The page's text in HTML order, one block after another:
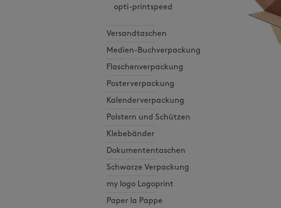
opti-printspeed
Versandtaschen
Medien-Buchverpackung
Flaschenverpackung
Posterverpackung
Kalenderverpackung
Polstern und Schützen
Klebebänder
Dokumententaschen
Schwarze Verpackung
my logo Logoprint
Paper la Pappe